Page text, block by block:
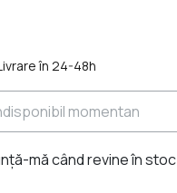
în 24-48h
momentan
mă când revine în stoc